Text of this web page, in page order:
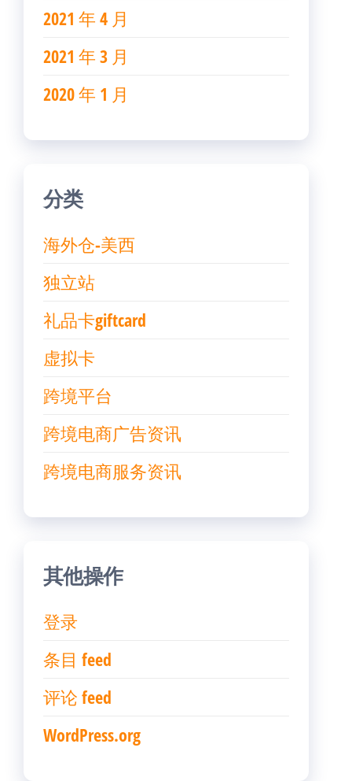
2021 年 4 月
2021 年 3 月
2020 年 1 月
分类
海外仓-美西
独立站
礼品卡giftcard
虚拟卡
跨境平台
跨境电商广告资讯
跨境电商服务资讯
其他操作
登录
条目 feed
评论 feed
WordPress.org